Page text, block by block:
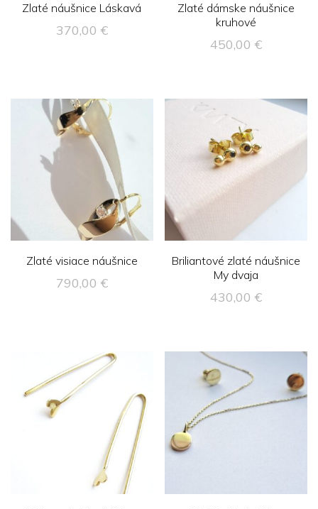
Zlaté náušnice Láskavá
370,00 €
Zlaté dámske náušnice
kruhové
450,00€
Zlaté visiace náušnice
790,00 €
Briliantové zlaté náušnice
My dvaja
430,00€